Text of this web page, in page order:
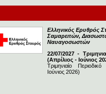
Ελληνικός Ερυθρός
Σαμαρειτών,
Ναυαγοσωστών
22/07/2027 -
(Απρίλιος - Ιούνιος
Τριμηνιαίο
Ιούνιος 2026)